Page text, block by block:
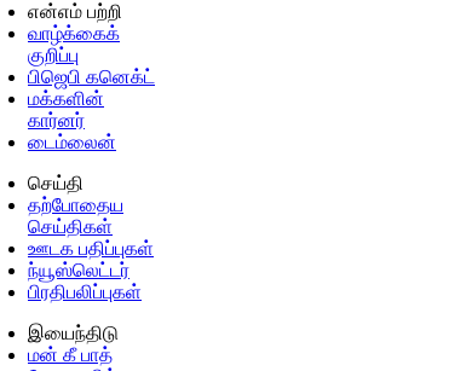
என்எம் பற்றி
வாழ்க்கைக்
குறிப்பு
பிஜெபி கனெக்ட்
மக்களின்
கார்னர்
டைம்லைன்
செய்தி
தற்போதைய
செய்திகள்
ஊடக பதிப்புகள்
ந்யூஸ்லெட்டர்
பிரதிபலிப்புகள்
இயைந்திடு
மன் கீ பாத்